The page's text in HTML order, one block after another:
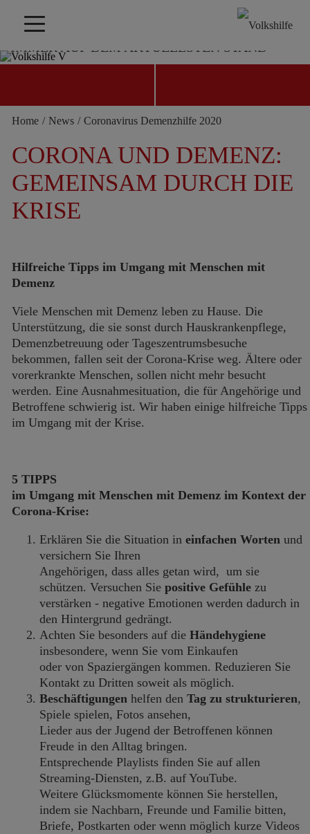
IMMER AUF DEM AKTUELLSTEN STAND
JETZT SPENDEN KONTAKT FINDEN
Home / News / Coronavirus Demenzhilfe 2020
CORONA UND DEMENZ:
GEMEINSAM DURCH DIE
KRISE
Hilfreiche Tipps im Umgang mit Menschen mit
Demenz
Viele Menschen mit Demenz leben zu Hause. Die
Unterstützung, die sie sonst durch Hauskrankenpflege,
Demenzbetreuung oder Tageszentrumsbesuche
bekommen, fallen seit der Corona-Krise weg. Ältere oder
vorerkrankte Menschen, sollen nicht mehr besucht
werden. Eine Ausnahmesituation, die für Angehörige und
Betroffene schwierig ist. Wir haben einige hilfreiche Tipps
im Umgang mit der Krise.
5 TIPPS
im Umgang mit Menschen mit Demenz im Kontext der
Corona-Krise:
Erklären Sie die Situation in einfachen Worten und
versichern Sie Ihren
Angehörigen, dass alles getan wird, um sie
schützen. Versuchen Sie positive Gefühle zu
verstärken - negative Emotionen werden dadurch in
den Hintergrund gedrängt.
Achten Sie besonders auf die Händehygiene
insbesondere, wenn Sie vom Einkaufen
oder von Spaziergängen kommen. Reduzieren Sie
Kontakt zu Dritten soweit als möglich.
Beschäftigungen helfen den Tag zu strukturieren,
Spiele spielen, Fotos ansehen,
Lieder aus der Jugend der Betroffenen können
Freude in den Alltag bringen.
Entsprechende Playlists finden Sie auf allen
Streaming-Diensten, z.B. auf YouTube.
Weitere Glücksmomente können Sie herstellen,
indem sie Nachbarn, Freunde und Familie bitten,
Briefe, Postkarten oder wenn möglich kurze Videos